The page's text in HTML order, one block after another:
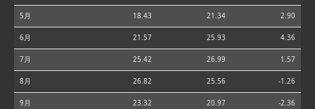
5月 18.43 21.34 2.90
6月 21.57 25.93 4.36
7月 25.42 26.99 1.57
8月 26.82 25.56 -1.26
9月 23.32 20.97 -2.36